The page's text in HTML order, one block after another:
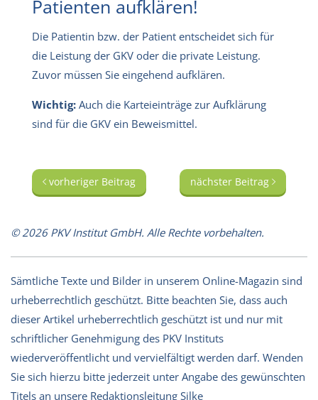
Patienten aufklären!
Die Patientin bzw. der Patient entscheidet sich für
die Leistung der GKV oder die private Leistung.
Zuvor müssen Sie eingehend aufklären.
Wichtig: Auch die Karteieinträge zur Aufklärung
sind für die GKV ein Beweismittel.
vorheriger Beitrag nächster Beitrag
© 2026 PKV Institut GmbH. Alle Rechte vorbehalten.
Sämtliche Texte und Bilder in unserem Online-Magazin sind
urheberrechtlich geschützt. Bitte beachten Sie, dass auch
dieser Artikel urheberrechtlich geschützt ist und nur mit
schriftlicher Genehmigung des PKV Instituts
wiederveröffentlicht und vervielfältigt werden darf. Wenden
Sie sich hierzu bitte jederzeit unter Angabe des gewünschten
Titels an unsere Redaktionsleitung Silke